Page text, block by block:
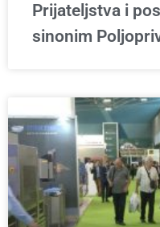
Prijateljstva i
sinonim